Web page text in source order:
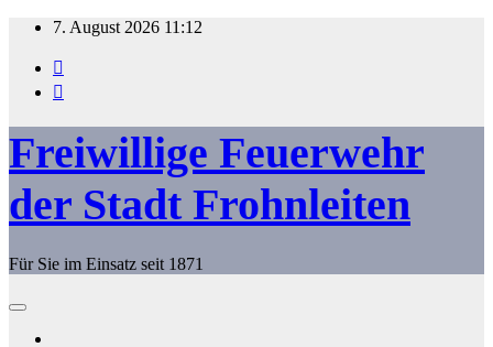
Zum
springen
7. August 2026 11:12
Freiwillige Feuerwehr
der Stadt Frohnleiten
Für Sie im Einsatz seit 1871